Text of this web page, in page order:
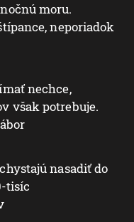
moru.
neporiadok
nechce,
však potrebuje.
nasadiť do
tisíc